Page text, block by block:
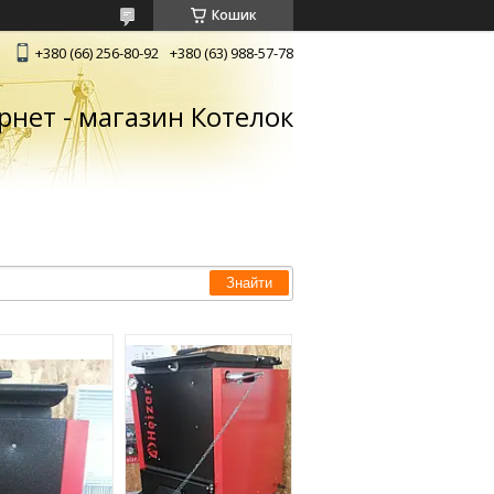
Кошик
+380 (66) 256-80-92 +380 (63) 988-57-78
- магазин Котелок
Знайти